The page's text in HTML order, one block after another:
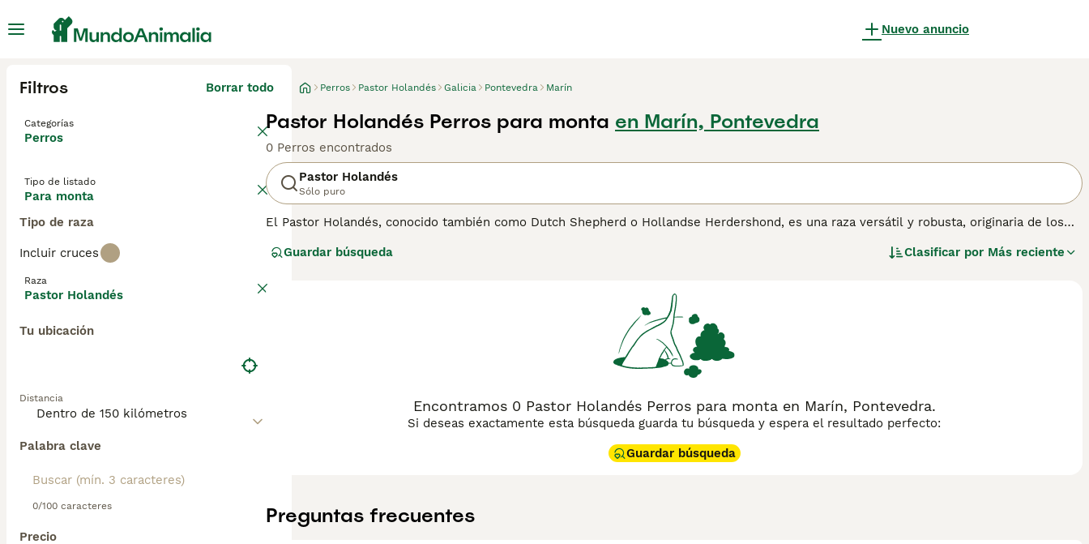
Nuevo anuncio
Filtros Borrar todo
Categorías
Perros
Tipo de listado
Para monta
Tipo de raza
Incluir cruces
Raza
Pastor Holandés
Tu ubicación
Distancia
Palabra clave
0/100 caracteres
Precio
Perros Pastor Holandés Galicia Pontevedra Marín
Pastor Holandés Perros para monta en Marín, Pontevedra
0 Perros encontrados
Pastor Holandés
Sólo puro
El Pastor Holandés, conocido también como Dutch Shepherd o Hollandse Herdershond, es una raza versátil y robusta, originaria de los
dorado. El Pastor Holandés es célebre por su inteligencia, agilidad y lealtad, habiendo sido empleado como perro de pastoreo, guardia y
tiempo protector. Adecuado para quienes llevan un estilo de vida activo, requiere ejercicio físico regular y estimulación mental para
mantenerse equilibrado y feliz. Lee nuestra página de consejos de compra de
Guardar búsqueda Clasificar por Más reciente
Encontramos 0 Pastor Holandés Perros para monta en Marín, Pontevedra.
Si deseas exactamente esta búsqueda guarda tu búsqueda y espera el resultado perfecto:
Guardar búsqueda
Preguntas frecuentes